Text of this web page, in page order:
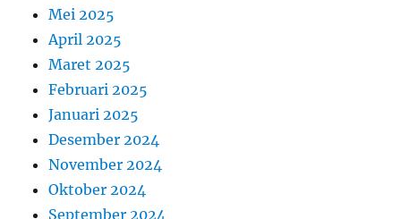
Mei 2025
April 2025
Maret 2025
Februari 2025
Januari 2025
Desember 2024
November 2024
Oktober 2024
September 2024